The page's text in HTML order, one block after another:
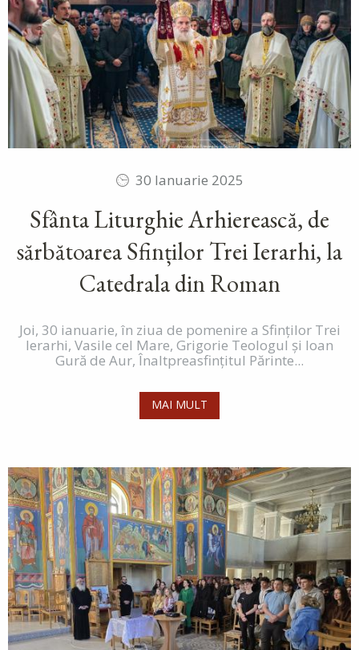
30 Ianuarie 2025
Sfânta Liturghie Arhierească, de
sărbătoarea Sfinților Trei Ierarhi, la
Catedrala din Roman
Joi, 30 ianuarie, în ziua de pomenire a Sfinților Trei
Ierarhi, Vasile cel Mare, Grigorie Teologul și Ioan
Gură de Aur, Înaltpreasfințitul Părinte...
MAI MULT